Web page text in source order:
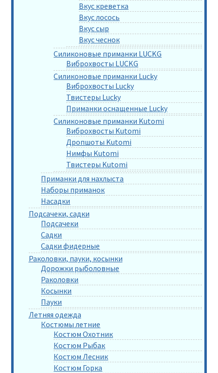
Вкус креветка
Вкус лосось
Вкус сыр
Вкус чеснок
Силиконовые приманки LUCKG
Виброхвосты LUCKG
Силиконовые приманки Lucky
Виброхвосты Lucky
Твистеры Lucky
Приманки оснащенные Lucky
Силиконовые приманки Kutomi
Виброхвосты Kutomi
Дропшоты Kutomi
Нимфы Kutomi
Твистеры Kutomi
Приманки для нахлыста
Наборы приманок
Насадки
Подсачеки, садки
Подсачеки
Садки
Садки фидерные
Раколовки, пауки, косынки
Дорожки рыболовные
Раколовки
Косынки
Пауки
Летняя одежда
Костюмы летние
Костюм Охотник
Костюм Рыбак
Костюм Лесник
Костюм Горка